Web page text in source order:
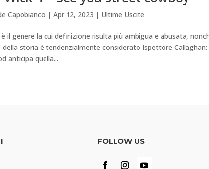
Capobianco |Apr 12, 2023 | Ultime Uscite
è il genere la cui definizione risulta più ambigua e abusata,
della storia è tendenzialmente considerato Ispettore
anticipa quella...
FOLLOW US